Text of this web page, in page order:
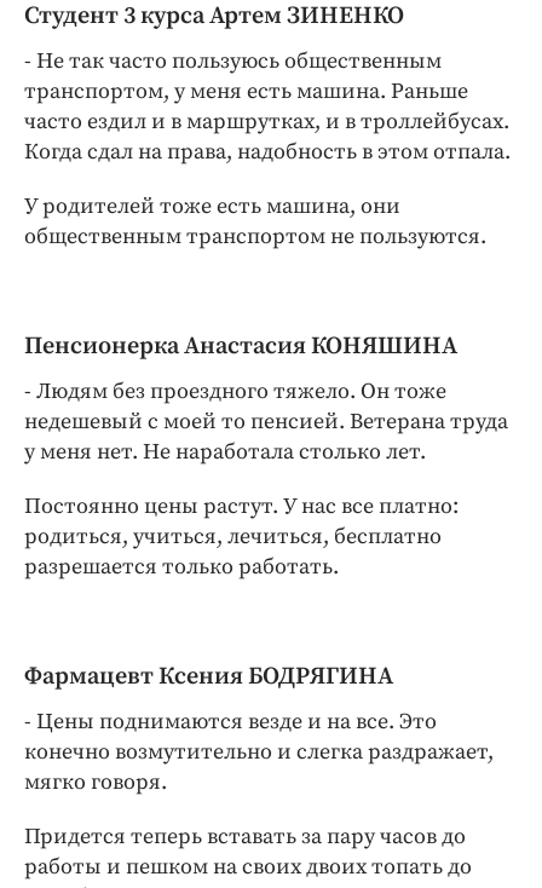
Студент 3 курса Артем ЗИНЕНКО
- Не так часто пользуюсь общественным
транспортом, у меня есть машина. Раньше
часто ездил и в маршрутках, и в троллейбусах.
Когда сдал на права, надобность в этом отпала.
У родителей тоже есть машина, они
общественным транспортом не пользуются.
Пенсионерка Анастасия КОНЯШИНА
- Людям без проездного тяжело. Он тоже
недешевый с моей то пенсией. Ветерана труда
у меня нет. Не наработала столько лет.
Постоянно цены растут. У нас все платно:
родиться, учиться, лечиться, бесплатно
разрешается только работать.
Фармацевт Ксения БОДРЯГИНА
- Цены поднимаются везде и на все. Это
конечно возмутительно и слегка раздражает,
мягко говоря.
Придется теперь вставать за пару часов до
работы и пешком на своих двоих топать до